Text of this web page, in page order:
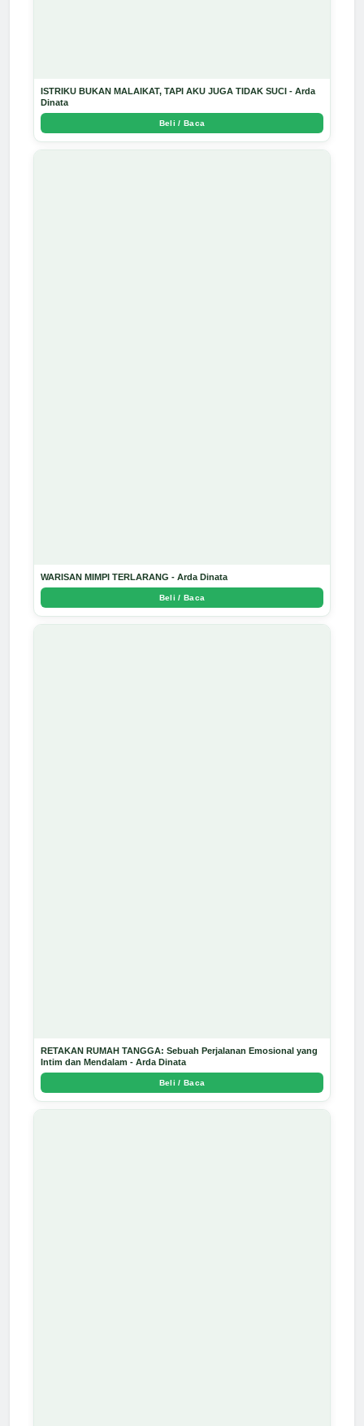
ISTRIKU BUKAN MALAIKAT, TAPI AKU JUGA TIDAK SUCI - Arda
Dinata
Beli / Baca
WARISAN MIMPI TERLARANG - Arda Dinata
Beli / Baca
RETAKAN RUMAH TANGGA: Sebuah Perjalanan Emosional yang
Intim dan Mendalam - Arda Dinata
Beli / Baca